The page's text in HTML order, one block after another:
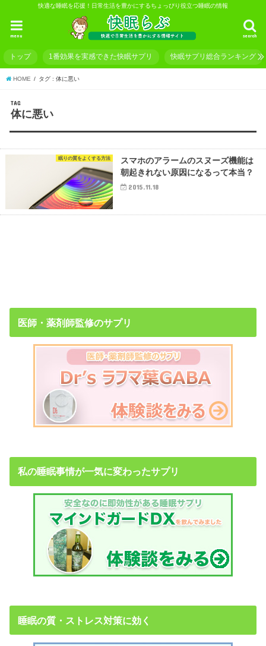
快適な睡眠を応援！日常生活を豊かにするちょっぴり役立つ睡眠の情報
search
menu
トップ 1番効果を実感できた快眠サプリ 快眠サプリ総合ランキング
HOME タグ : 体に悪い
TAG
体に悪い
眠りの質をよくする方法
スマホのアラームのスヌーズ機能は
朝起きれない原因になるって本当？
2015.11.18
医師・薬剤師監修のサプリ
私の睡眠事情が一気に変わったサプリ
睡眠の質・ストレス対策に効く